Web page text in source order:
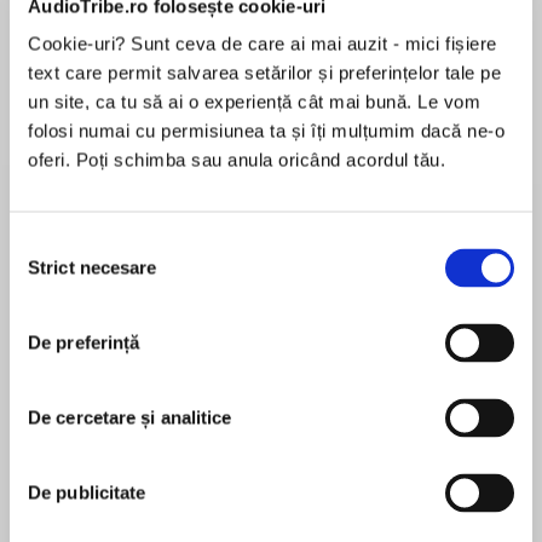
AudioTribe.ro folosește cookie-uri
Cookie-uri? Sunt ceva de care ai mai auzit - mici fișiere
text care permit salvarea setărilor și preferințelor tale pe
un site, ca tu să ai o experiență cât mai bună. Le vom
folosi numai cu permisiunea ta și îți mulțumim dacă ne-o
oferi. Poți schimba sau anula oricând acordul tău.
consimțământului
Strict necesare
De preferință
De cercetare și analitice
De publicitate
Desprecarte
Partly autobiographical, this is the second title
in Judith Kerr’s internationally acclaimed trilogy
her return to Berlin to discover the past…
It is hard enough being a teenager in London
wondering every night whether you will survive
the bombs. But it is even harder for Anna, who is
still officially classified as an “enemy alien”.
Those bombs are coming from Germany – the
pentru această carte
Judith Kerr was born in Berlin, but left Germany